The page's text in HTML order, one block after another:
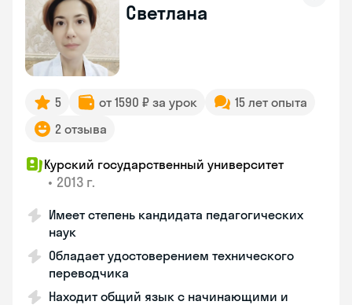
Светлана
5 от 1590 ₽ за урок
15 лет опыта
2 отзыва
Курский государственный университет
• 2013 г.
Имеет степень кандидата педагогических
наук
Обладает удостоверением технического
переводчика
Находит общий язык с начинающими и